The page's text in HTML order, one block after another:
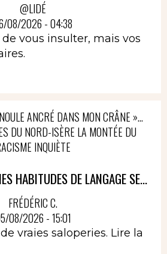
@LIDÉ
08/2026 - 04:38
vous insulter, mais vos
ANCRÉ DANS MON CRÂNE »…
DU NORD-ISÈRE LA MONTÉE DU
INQUIÈTE
HABITUDES DE LANGAGE SE...
FRÉDÉRIC C.
08/2026 - 15:01
vraies saloperies. Lire la